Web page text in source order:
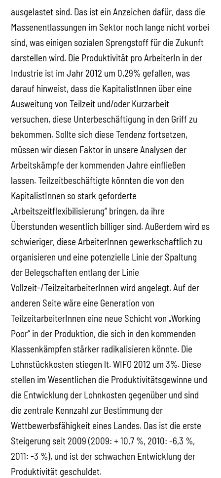
ausgelastet sind. Das ist ein Anzeichen dafür, dass die
Massenentlassungen im Sektor noch lange nicht vorbei
sind, was einigen sozialen Sprengstoff für die Zukunft
darstellen wird. Die Produktivität pro ArbeiterIn in der
Industrie ist im Jahr 2012 um 0,29% gefallen, was
darauf hinweist, dass die KapitalistInnen über eine
Ausweitung von Teilzeit und/oder Kurzarbeit
versuchen, diese Unterbeschäftigung in den Griff zu
bekommen. Sollte sich diese Tendenz fortsetzen,
müssen wir diesen Faktor in unsere Analysen der
Arbeitskämpfe der kommenden Jahre einfließen
lassen. Teilzeitbeschäftigte könnten die von den
KapitalistInnen so stark geforderte
„Arbeitszeitflexibilisierung“ bringen, da ihre
Überstunden wesentlich billiger sind. Außerdem wird es
schwieriger, diese ArbeiterInnen gewerkschaftlich zu
organisieren und eine potenzielle Linie der Spaltung
der Belegschaften entlang der Linie
Vollzeit-/TeilzeitarbeiterInnen wird angelegt. Auf der
anderen Seite wäre eine Generation von
TeilzeitarbeiterInnen eine neue Schicht von „Working
Poor“ in der Produktion, die sich in den kommenden
Klassenkämpfen stärker radikalisieren könnte. Die
Lohnstückkosten stiegen lt. WIFO 2012 um 3%. Diese
stellen im Wesentlichen die Produktivitätsgewinne und
die Entwicklung der Lohnkosten gegenüber und sind
die zentrale Kennzahl zur Bestimmung der
Wettbewerbsfähigkeit eines Landes. Das ist die erste
Steigerung seit 2009 (2009: + 10,7 %, 2010: -6,3 %,
2011: -3 %), und ist der schwachen Entwicklung der
Produktivität geschuldet.